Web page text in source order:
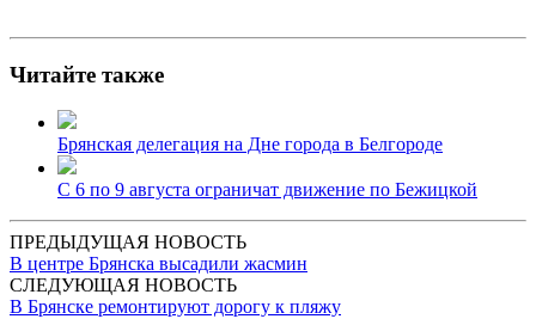
Читайте также
Брянская делегация на Дне города в Белгороде
С 6 по 9 августа ограничат движение по Бежицкой
ПРЕДЫДУЩАЯ НОВОСТЬ
В центре Брянска высадили жасмин
СЛЕДУЮЩАЯ НОВОСТЬ
В Брянске ремонтируют дорогу к пляжу